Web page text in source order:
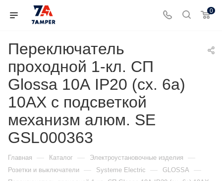
0
Переключатель
проходной 1-кл. СП
Glossa 10А IP20 (сх. 6а)
10AX с подсветкой
механизм алюм. SE
GSL000363
Главная — Каталог — Электроустановочные изделия —
Розетки и выключатели — Systeme Electric — GLOSSA —